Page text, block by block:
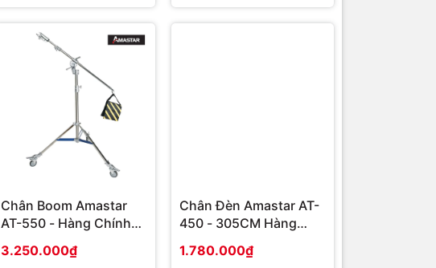
Chân Boom Amastar
AT-550 - Hàng Chính
3.250.000₫
Chân Đèn Amastar AT-
450 - 305CM Hàng
1.780.000₫